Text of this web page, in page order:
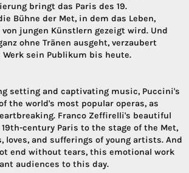
bringt das Paris des 19.
Bühne der Met, in dem das Leben,
jungen Künstlern gezeigt wird. Und
ohne Tränen ausgeht, verzaubert
sein Publikum bis heute.
setting and captivating music, Puccini's
the world's most popular operas, as
Franco Zeffirelli's beautiful
century Paris to the stage of the Met,
loves, and sufferings of young artists. And
end without tears, this emotional work
audiences to this day.